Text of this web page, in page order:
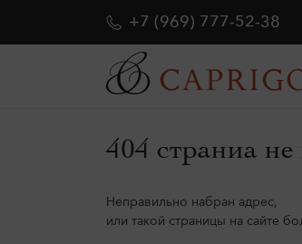
+7 (969) 777-52-38
404 страниа
Неправильно набран адрес,
или такой страницы на сайте